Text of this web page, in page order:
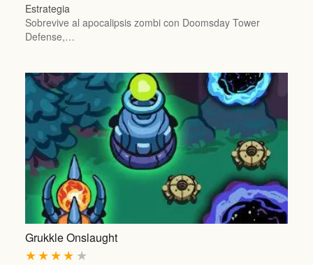
Estrategia
Sobrevive al apocalipsis zombi con Doomsday Tower
Defense,…
Grukkle Onslaught
★
★
★
★
★